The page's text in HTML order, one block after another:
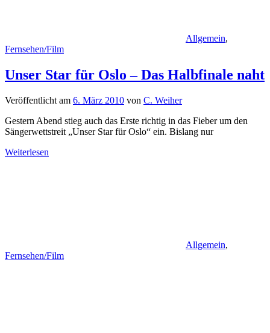
Allgemein,
Fernsehen/Film
Unser Star für Oslo – Das Halbfinale naht
Veröffentlicht am 6. März 2010 von C. Weiher
Gestern Abend stieg auch das Erste richtig in das Fieber um den
Sängerwettstreit „Unser Star für Oslo“ ein. Bislang nur
Weiterlesen
Allgemein,
Fernsehen/Film